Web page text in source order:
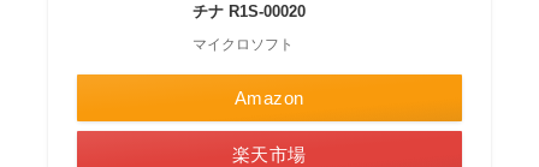
チナ R1S-00020
マイクロソフト
Amazon
楽天市場